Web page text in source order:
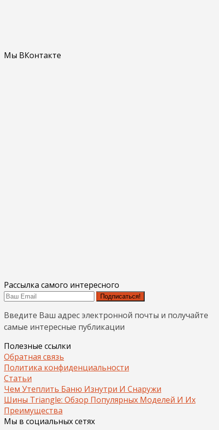
Мы ВКонтакте
Рассылка самого интересного
Подписаться!
Введите Ваш адрес электронной почты и получайте
самые интересные публикации
Полезные ссылки
Обратная связь
Политика конфиденциальности
Статьи
Чем Утеплить Баню Изнутри И Снаружи
Шины Triangle: Обзор Популярных Моделей И Их
Преимущества
Мы в социальных сетях